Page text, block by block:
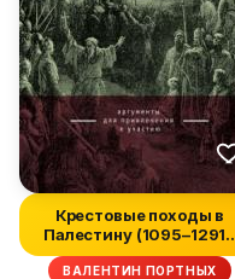
Крестовые походы в
Палестину
Аргумент...
ВАЛЕНТИН ПОРТНЫХ